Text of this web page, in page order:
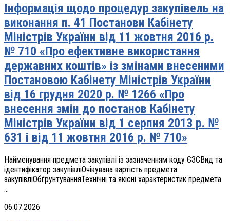
Інформація щодо процедур закупівель на
виконання п. 41 Постанови Кабінету
Міністрів України від 11 жовтня 2016 р.
№ 710 «Про ефективне використання
державних коштів» із змінами внесеними
Постановою Кабінету Міністрів України
від 16 грудня 2020 р. № 1266 «Про
внесення змін до постанов Кабінету
Міністрів України від 1 серпня 2013 р. №
631 і від 11 жовтня 2016 р. № 710»
Найменування предмета закупівлі із зазначенням коду ЄЗСВид та
ідентифікатор закупівліОчікувана вартість предмета
закупівліОбґрунтуванняТехнічні та якісні характеристик предмета
...
06.07.2026